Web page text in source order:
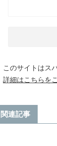
このサイトはス
詳細はこちらを
関連記事